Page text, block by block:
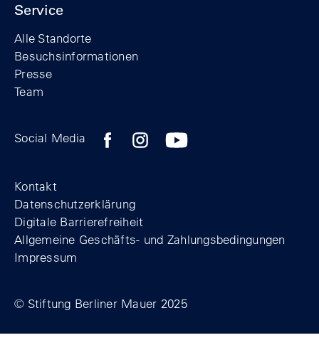
Service
Alle Standorte
Besuchsinformationen
Presse
Team
Social Media Zum Facebook-Profil der Stiftung
Zum Instagram-Profil der Stiftung
Zum YouTube-Kanal der
Kontakt
Datenschutzerklärung
Digitale Barrierefreiheit
Allgemeine Geschäfts- und Zahlungsbedingungen
Impressum
© Stiftung Berliner Mauer 2025